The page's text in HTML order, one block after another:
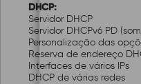
DHCP:
Servidor DHCP
Servidor DHCPv6 PD
Personalização das
Reserva de endereço
Interfaces de vários IPs
DHCP de várias redes